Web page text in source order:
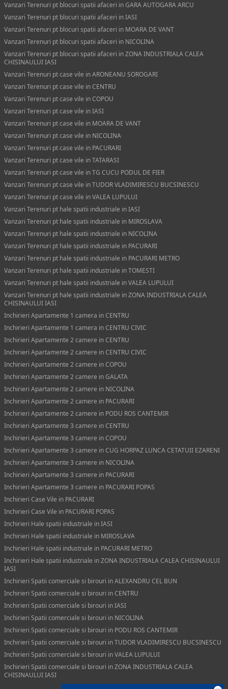
Vanzari Terenuri pt blocuri spatii afaceri in GARA AUTOGARA ARCU
Vanzari Terenuri pt blocuri spatii afaceri in IASI
Vanzari Terenuri pt blocuri spatii afaceri in MOARA DE VANT
Vanzari Terenuri pt blocuri spatii afaceri in NICOLINA
Vanzari Terenuri pt blocuri spatii afaceri in ZONA INDUSTRIALA CALEA
CHISINAULUI IASI
Vanzari Terenuri pt case vile in ARONEANU SOROGARI
Vanzari Terenuri pt case vile in CENTRU
Vanzari Terenuri pt case vile in COPOU
Vanzari Terenuri pt case vile in IASI
Vanzari Terenuri pt case vile in MOARA DE VANT
Vanzari Terenuri pt case vile in NICOLINA
Vanzari Terenuri pt case vile in PACURARI
Vanzari Terenuri pt case vile in TATARASI
Vanzari Terenuri pt case vile in TG CUCU PODUL DE FIER
Vanzari Terenuri pt case vile in TUDOR VLADIMIRESCU BUCSINESCU
Vanzari Terenuri pt case vile in VALEA LUPULUI
Vanzari Terenuri pt hale spatii industriale in IASI
Vanzari Terenuri pt hale spatii industriale in MIROSLAVA
Vanzari Terenuri pt hale spatii industriale in NICOLINA
Vanzari Terenuri pt hale spatii industriale in PACURARI
Vanzari Terenuri pt hale spatii industriale in PACURARI METRO
Vanzari Terenuri pt hale spatii industriale in TOMESTI
Vanzari Terenuri pt hale spatii industriale in VALEA LUPULUI
Vanzari Terenuri pt hale spatii industriale in ZONA INDUSTRIALA CALEA
CHISINAULUI IASI
Inchirieri Apartamente 1 camera in CENTRU
Inchirieri Apartamente 1 camera in CENTRU CIVIC
Inchirieri Apartamente 2 camere in CENTRU
Inchirieri Apartamente 2 camere in CENTRU CIVIC
Inchirieri Apartamente 2 camere in COPOU
Inchirieri Apartamente 2 camere in GALATA
Inchirieri Apartamente 2 camere in NICOLINA
Inchirieri Apartamente 2 camere in PACURARI
Inchirieri Apartamente 2 camere in PODU ROS CANTEMIR
Inchirieri Apartamente 3 camere in CENTRU
Inchirieri Apartamente 3 camere in COPOU
Inchirieri Apartamente 3 camere in CUG HORPAZ LUNCA CETATUII EZARENI
Inchirieri Apartamente 3 camere in NICOLINA
Inchirieri Apartamente 3 camere in PACURARI
Inchirieri Apartamente 3 camere in PACURARI POPAS
Inchirieri Case Vile in PACURARI
Inchirieri Case Vile in PACURARI POPAS
Inchirieri Hale spatii industriale in IASI
Inchirieri Hale spatii industriale in MIROSLAVA
Inchirieri Hale spatii industriale in PACURARI METRO
Inchirieri Hale spatii industriale in ZONA INDUSTRIALA CALEA CHISINAULUI
IASI
Inchirieri Spatii comerciale si birouri in ALEXANDRU CEL BUN
Inchirieri Spatii comerciale si birouri in CENTRU
Inchirieri Spatii comerciale si birouri in IASI
Inchirieri Spatii comerciale si birouri in NICOLINA
Inchirieri Spatii comerciale si birouri in PODU ROS CANTEMIR
Inchirieri Spatii comerciale si birouri in TUDOR VLADIMIRESCU BUCSINESCU
Inchirieri Spatii comerciale si birouri in VALEA LUPULUI
Inchirieri Spatii comerciale si birouri in ZONA INDUSTRIALA CALEA
CHISINAULUI IASI